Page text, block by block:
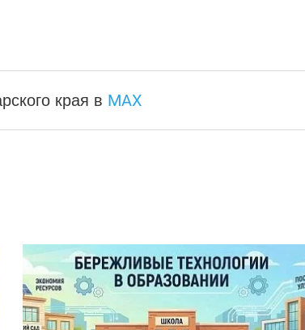
края в MAX